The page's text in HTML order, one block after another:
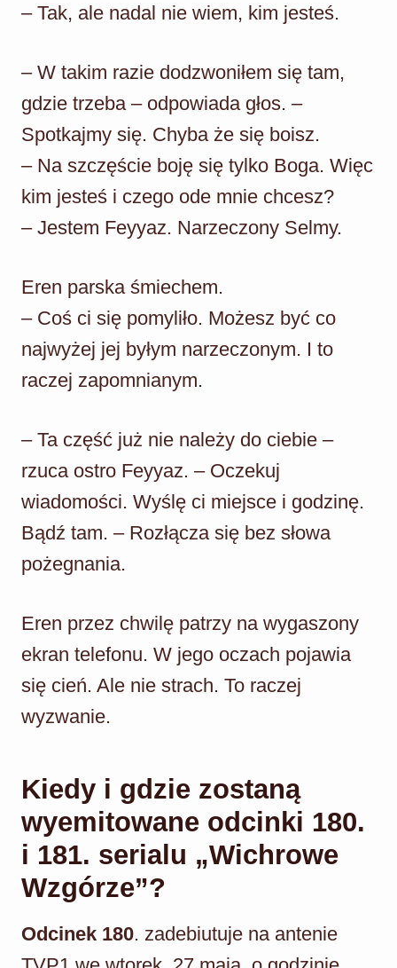
– Tak, ale nadal nie wiem, kim jesteś.
– W takim razie dodzwoniłem się tam,
gdzie trzeba – odpowiada głos. –
Spotkajmy się. Chyba że się boisz.
– Na szczęście boję się tylko Boga. Więc
kim jesteś i czego ode mnie chcesz?
– Jestem Feyyaz. Narzeczony Selmy.
Eren parska śmiechem.
– Coś ci się pomyliło. Możesz być co
najwyżej jej byłym narzeczonym. I to
raczej zapomnianym.
– Ta część już nie należy do ciebie –
rzuca ostro Feyyaz. – Oczekuj
wiadomości. Wyślę ci miejsce i godzinę.
Bądź tam. – Rozłącza się bez słowa
pożegnania.
Eren przez chwilę patrzy na wygaszony
ekran telefonu. W jego oczach pojawia
się cień. Ale nie strach. To raczej
wyzwanie.
Kiedy i gdzie zostaną
wyemitowane odcinki 180.
i 181. serialu „Wichrowe
Wzgórze”?
Odcinek 180. zadebiutuje na antenie